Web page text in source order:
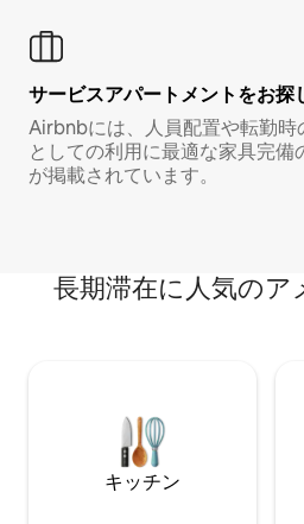
サービスアパートメントをお探
Airbnbには、人員配置や転勤時
としての利用に最適な家具完備
が掲載されています。
長期滞在に人気のア
キッチン